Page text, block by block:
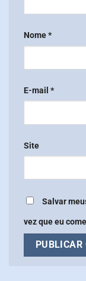
Nome*
E-mail *
Site
Salvar
vez que eu